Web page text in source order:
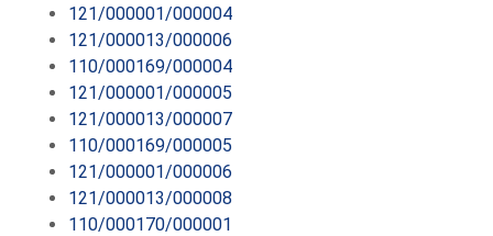
121/000001/000004
121/000013/000006
110/000169/000004
121/000001/000005
121/000013/000007
110/000169/000005
121/000001/000006
121/000013/000008
110/000170/000001